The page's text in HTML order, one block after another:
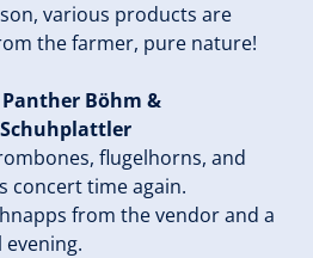
various products are
the farmer, pure nature!
Böhm &
flugelhorns, and
concert time again.
from the vendor and a